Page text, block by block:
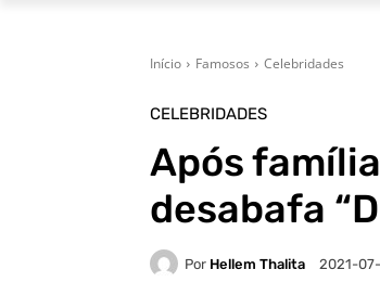
Início Famosos Celebridades
CELEBRIDADES
Após
desabafa
Por Hellem Thalita 2021-